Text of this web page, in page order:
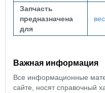
Запчасть
предназначена
для
Важная информация
Все информационные
сайте, носят справочный